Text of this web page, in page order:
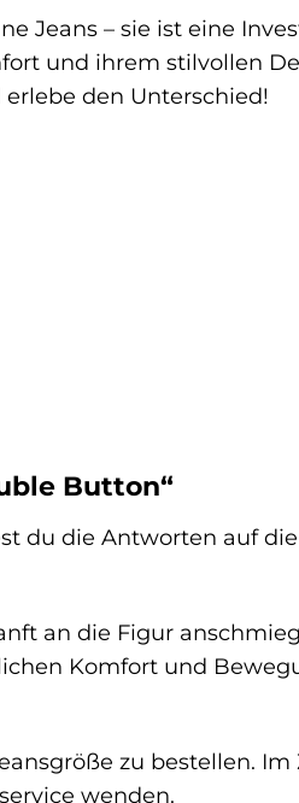
Jeans – sie ist eine
und ihrem stilvollen
den Unterschied!
Button“
du die Antworten auf
an die Figur
Komfort und
zu bestellen.
wenden.